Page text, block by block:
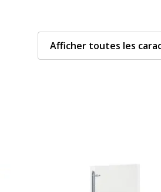
Afficher toutes les